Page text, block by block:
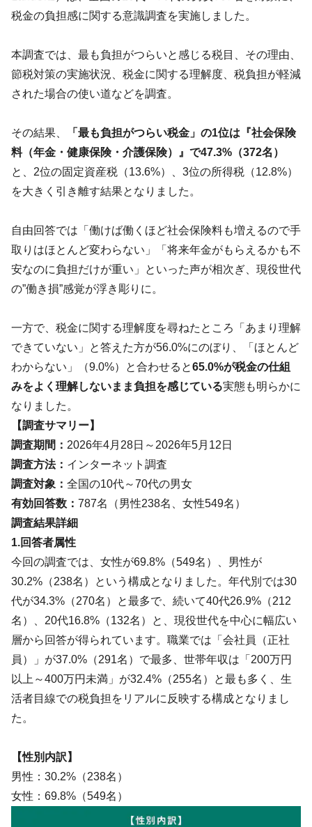
税金の負担感に関する意識調査を実施しました。
本調査では、最も負担がつらいと感じる税目、その理由、
節税対策の実施状況、税金に関する理解度、税負担が軽減
された場合の使い道などを調査。
その結果、
「最も負担がつらい税金」の1位は『社会保険
料（年金・健康保険・介護保険）』で47.3%（372名）
と、2位の固定資産税（13.6%）、3位の所得税（12.8%）
を大きく引き離す結果となりました。
自由回答では「働けば働くほど社会保険料も増えるので手
取りはほとんど変わらない」「将来年金がもらえるかも不
安なのに負担だけが重い」といった声が相次ぎ、現役世代
の”働き損”感覚が浮き彫りに。
一方で、税金に関する理解度を尋ねたところ「あまり理解
できていない」と答えた方が56.0%にのぼり、「ほとんど
わからない」（9.0%）と合わせると65.0%が税金の仕組
みをよく理解しないまま負担を感じている実態も明らかに
なりました。
【調査サマリー】
調査期間： 2026年4月28日～2026年5月12日
調査方法： インターネット調査
調査対象： 全国の10代～70代の男女
有効回答数： 787名（男性238名、女性549名）
調査結果詳細
1.回答者属性
今回の調査では、女性が69.8%（549名）、男性が
30.2%（238名）という構成となりました。年代別では30
代が34.3%（270名）と最多で、続いて40代26.9%（212
名）、20代16.8%（132名）と、現役世代を中心に幅広い
層から回答が得られています。職業では「会社員（正社
員）」が37.0%（291名）で最多、世帯年収は「200万円
以上～400万円未満」が32.4%（255名）と最も多く、生
活者目線での税負担をリアルに反映する構成となりまし
た。
【性別内訳】
男性：30.2%（238名）
女性：69.8%（549名）